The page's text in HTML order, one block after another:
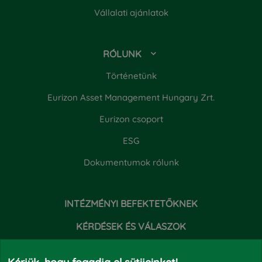
Vállalati ajánlatok
RÓLUNK
Történetünk
Eurizon Asset Management Hungary Zrt.
Eurizon csoport
ESG
Dokumentumok rólunk
INTÉZMÉNYI BEFEKTETŐKNEK
KÉRDÉSEK ÉS VÁLASZOK